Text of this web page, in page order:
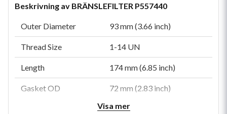
Beskrivning av BRÄNSLEFILTER P557440
Outer Diameter 93 mm (3.66 inch)
Thread Size 1-14 UN
Length 174 mm (6.85 inch)
Gasket OD 72 mm (2.83 inch)
62 mm (2.44 inch)
Visa mer